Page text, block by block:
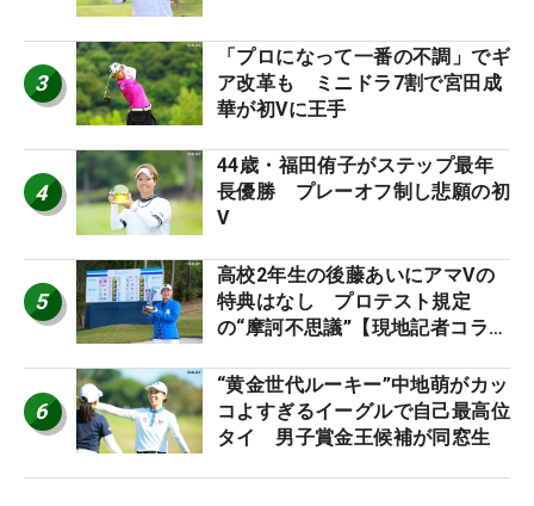
3
「プロになって一番の不調」でギ
ア改革も ミニドラ7割で宮田成
華が初Vに王手
4
44歳・福田侑子がステップ最年
長優勝 プレーオフ制し悲願の初
V
5
高校2年生の後藤あいにアマVの
特典はなし プロテスト規定
の“摩訶不思議”【現地記者コラ
6
“黄金世代ルーキー”中地萌がカッ
コよすぎるイーグルで自己最高位
タイ 男子賞金王候補が同窓生